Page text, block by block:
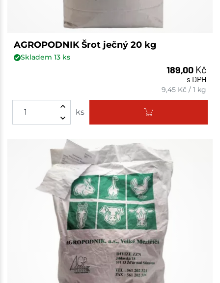
AGROPODNIK Šrot ječný 20 kg
Skladem 13ks
189,00 Kč
s DPH
9,45 Kč /1 kg
ks